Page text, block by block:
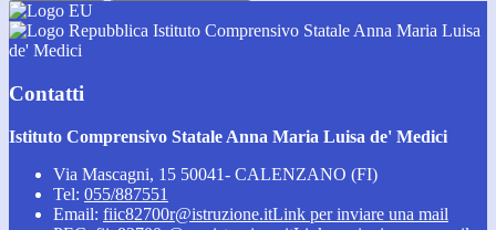
Istituto Comprensivo Statale Anna Maria Luisa
de' Medici
Contatti
Istituto Comprensivo Statale Anna Maria Luisa de' Medici
Via Mascagni, 15 50041- CALENZANO (FI)
Tel: 055/887551
Email: fiic82700r@istruzione.itLink per inviare una mail